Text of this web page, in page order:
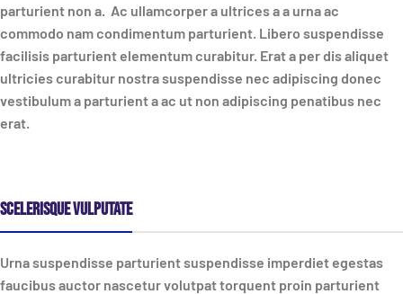
parturient non a. Ac ullamcorper a ultrices a a urna ac
commodo nam condimentum parturient. Libero suspendisse
facilisis parturient elementum curabitur. Erat a per dis aliquet
ultricies curabitur nostra suspendisse nec adipiscing donec
vestibulum a parturient a ac ut non adipiscing penatibus nec
erat.
Scelerisque vulputate
Urna suspendisse parturient suspendisse imperdiet egestas
faucibus auctor nascetur volutpat torquent proin parturient